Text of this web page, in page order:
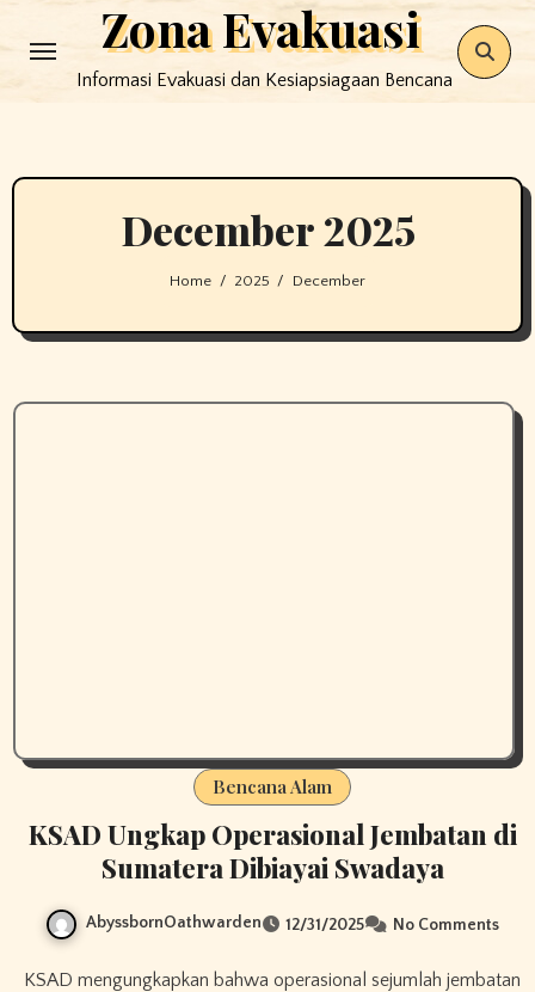
to
Zona Evakuasi
Informasi Evakuasi dan Kesiapsiagaan Bencana
December 2025
Home 2025 December
Bencana Alam
KSAD Ungkap Operasional Jembatan di
Sumatera Dibiayai Swadaya
AbyssbornOathwarden 12/31/2025 No Comments
KSAD mengungkapkan bahwa operasional sejumlah jembatan